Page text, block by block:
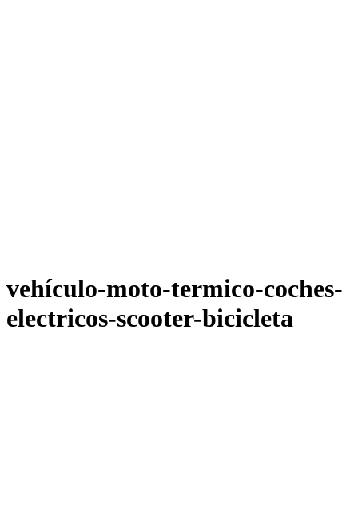
vehículo-moto-termico-coches-
electricos-scooter-bicicleta